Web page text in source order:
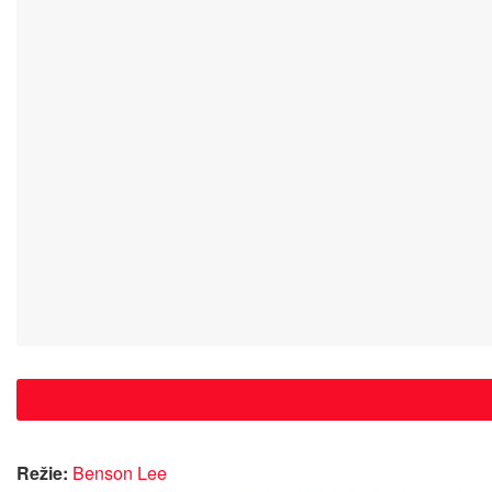
Režie: Benson Lee